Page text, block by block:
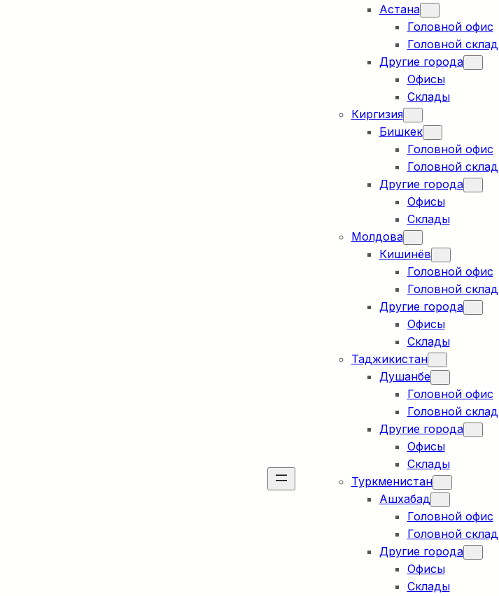
Астана
Головной офис
Головной склад
Другие города
Офисы
Склады
Киргизия
Бишкек
Головной офис
Головной склад
Другие города
Офисы
Склады
Молдова
Кишинёв
Головной офис
Головной склад
Другие города
Офисы
Склады
Таджикистан
Душанбе
Головной офис
Головной склад
Другие города
Офисы
Склады
Туркменистан
Ашхабад
Головной офис
Головной склад
Другие города
Офисы
Склады